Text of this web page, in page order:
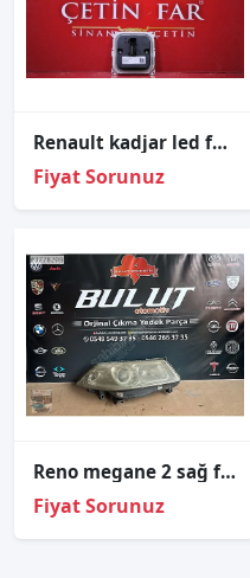
Renault kadjar led far beyni̇ sıfır orji̇nal a2c90665805
Fiyat Sorunuz
Reno megane 2 sağ far
Fiyat Sorunuz